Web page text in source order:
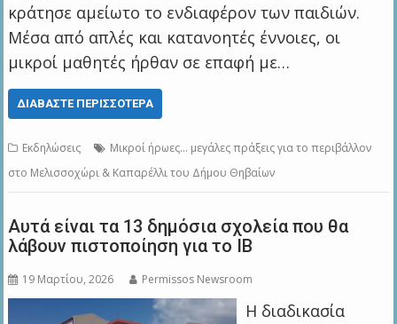
κράτησε αμείωτο το ενδιαφέρον των παιδιών.
Μέσα από απλές και κατανοητές έννοιες, οι
μικροί μαθητές ήρθαν σε επαφή με…
ΔΙΑΒΆΣΤΕ ΠΕΡΙΣΣΌΤΕΡΑ
Εκδηλώσεις
Μικροί ήρωες… μεγάλες πράξεις για το περιβάλλον
στο Μελισσοχώρι & Καπαρέλλι του Δήμου Θηβαίων
Αυτά είναι τα 13 δημόσια σχολεία που θα
λάβουν πιστοποίηση για το IB
19 Μαρτίου, 2026 Permissos Newsroom
Η διαδικασία